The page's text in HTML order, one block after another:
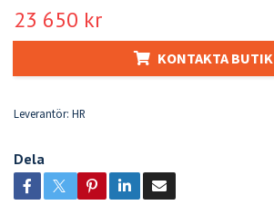
23 650 kr
KONTAKTA BUTIK
Leverantör: HR
Dela